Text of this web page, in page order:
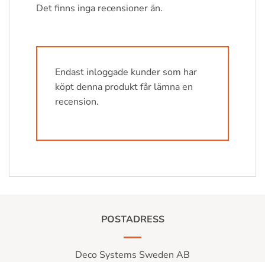
Det finns inga recensioner än.
Endast inloggade kunder som har
köpt denna produkt får lämna en
recension.
POSTADRESS
Deco Systems Sweden AB